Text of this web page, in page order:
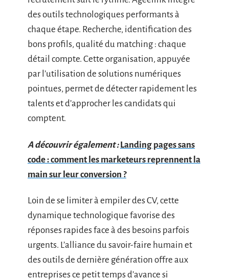
des outils technologiques performants à
chaque étape. Recherche, identification des
bons profils, qualité du matching : chaque
détail compte. Cette organisation, appuyée
par l’utilisation de solutions numériques
pointues, permet de détecter rapidement les
talents et d’approcher les candidats qui
comptent.
A découvrir également : Landing pages sans
code : comment les marketeurs reprennent la
main sur leur conversion ?
Loin de se limiter à empiler des CV, cette
dynamique technologique favorise des
réponses rapides face à des besoins parfois
urgents. L’alliance du savoir-faire humain et
des outils de dernière génération offre aux
entreprises ce petit temps d’avance si